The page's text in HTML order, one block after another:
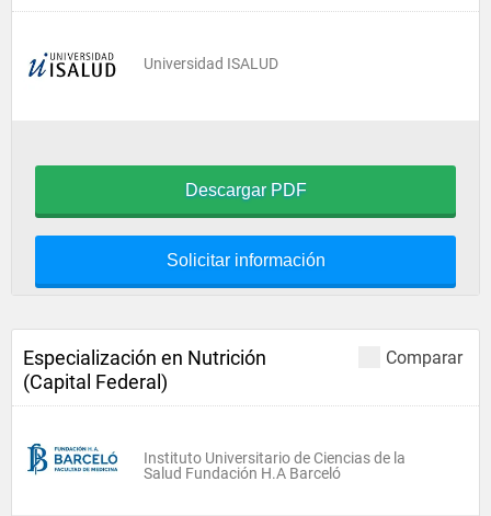
Universidad ISALUD
Descargar PDF
Solicitar información
Comparar
Especialización en Nutrición
(Capital Federal)
Instituto Universitario de Ciencias de la
Salud Fundación H.A Barceló